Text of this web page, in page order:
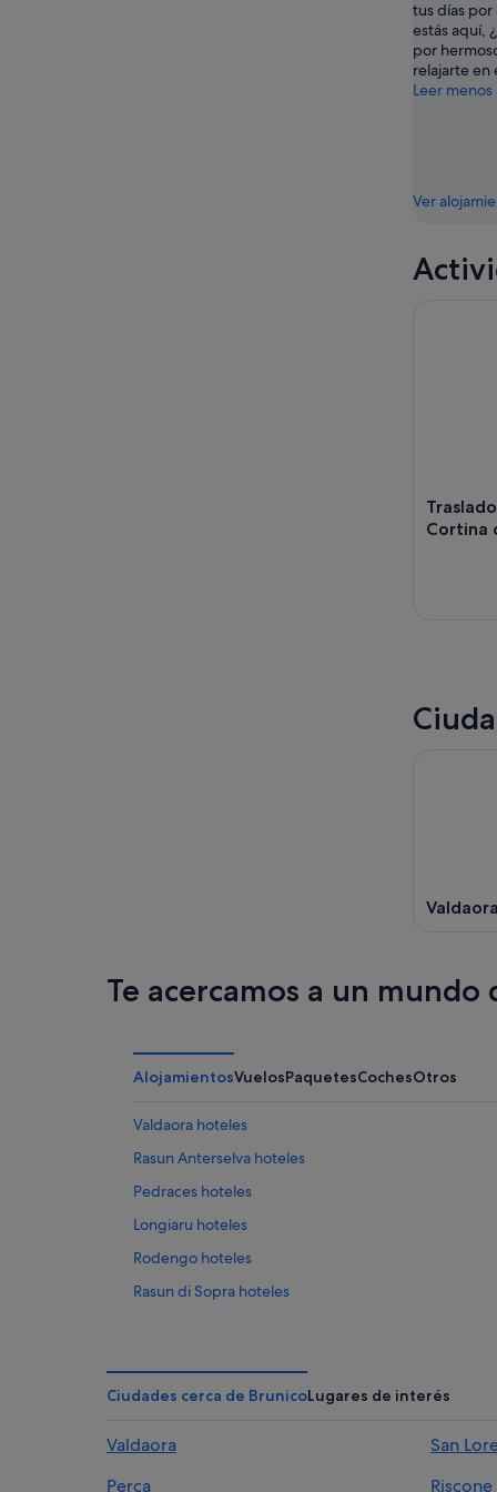
ago
-
9
ago
semana,
14
ago
-
tus días por
estás aquí,
por
relajarte en
Leer menos
Ver
Cortina
Valdaora
Te acercamos a un mundo
AlojamientosVuelosPaquetesCochesOtros
Valdaora hoteles
Rasun Anterselva hoteles
Pedraces hoteles
Longiaru hoteles
Rodengo hoteles
Rasun di Sopra hoteles
Hoteles cerca de Lago Braies
Luson hoteles
Ciudades cerca de BrunicoLugares de interés
Valdaora San
Perca
Riscone